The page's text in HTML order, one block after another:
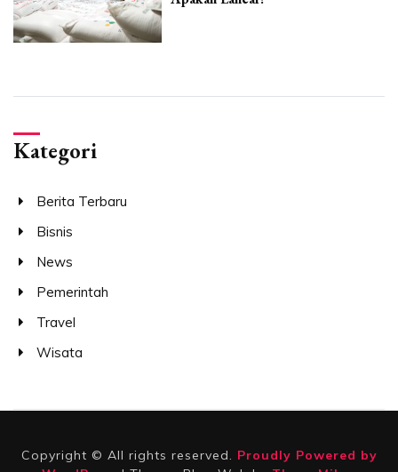
Kategori
Berita Terbaru
Bisnis
News
Pemerintah
Travel
Wisata
Copyright © All rights reserved. Proudly Powered by